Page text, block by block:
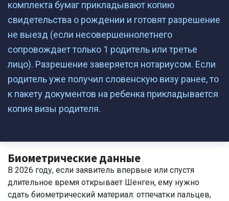
комплекта бумаг прикладывают копию
свидетельства о рождении и готовят разрешение
не выезд (если несовершеннолетнего
сопровождает только 1 родитель или третье
лицо). Разрешение заверяется нотариусом. Если
родитель уже получил словенскую визу ранее, то
к пакету документов на ребенка прикладывается
копия визы родителя.
Биометрические данные
В 2026 году, если заявитель впервые или спустя
длительное время открывает Шенген, ему нужно
сдать биометрический материал: отпечатки пальцев,